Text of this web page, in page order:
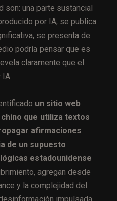
son: una parte sustancial
por IA, se publica
se presenta de
podría pensar que es
claramente que el
un sitio web
que utiliza textos
afirmaciones
de un supuesto
estadounidense
agregan desde
y la complejidad del